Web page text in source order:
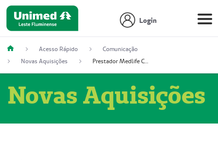
Login
Acesso Rápido
Comunicação
Novas Aquisições
Prestador Medlife Consultas e Diagnósticos (51004334-2)
Novas Aquisições